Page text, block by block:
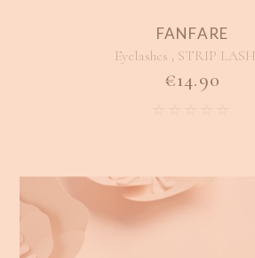
FANFARE
Eyelashes , STRIP
€14.90